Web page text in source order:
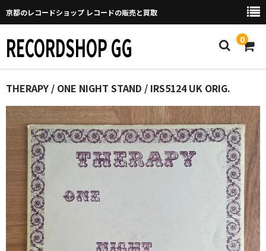
京都のレコードショップ レコードの販売と買取
RECORDSHOP GG 0
Home
マイページ
GGについて
買取について
取り置きなどについて
Categories
New Arrivals
THERAPY / ONE NIGHT STAND / IRS5124 UK ORIG.